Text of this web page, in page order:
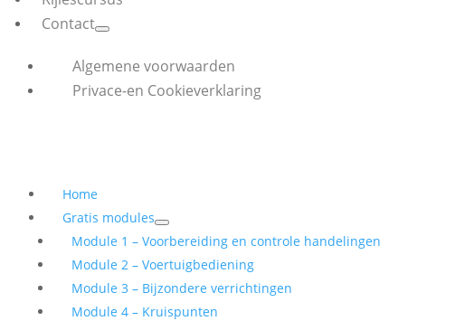
Contact
Algemene voorwaarden
Privace-en Cookieverklaring
Home
Gratis modules
Module 1 – Voorbereiding en controle handelingen
Module 2 – Voertuigbediening
Module 3 – Bijzondere verrichtingen
Module 4 – Kruispunten